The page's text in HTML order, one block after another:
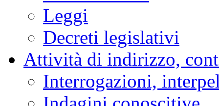
Leggi
Decreti legislativi
Attività di indirizzo,
Interrogazioni,